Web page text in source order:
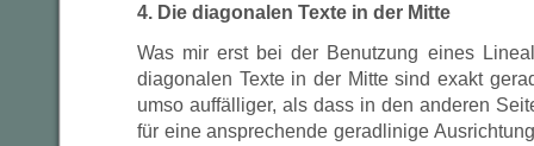
4. Die diagonalen Texte in der Mitte
Was mir erst bei der Benutzung eines
diagonalen Texte in der Mitte sind exakt
umso auffälliger, als dass in den anderen
für eine ansprechende geradlinige